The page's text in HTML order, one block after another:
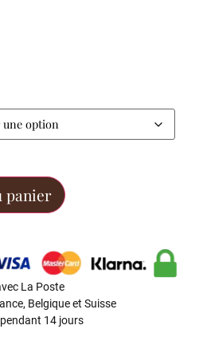
panier
La Poste
Belgique et Suisse
14 jours